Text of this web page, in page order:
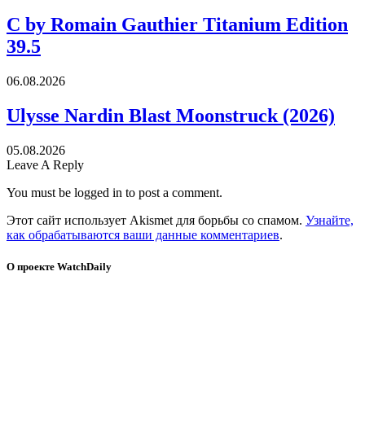
C by Romain Gauthier Titanium Edition
39.5
06.08.2026
Ulysse Nardin Blast Moonstruck (2026)
05.08.2026
Leave A Reply
You must be logged in to post a comment.
Этот сайт использует Akismet для борьбы со спамом. Узнайте,
как обрабатываются ваши данные комментариев.
О проекте WatchDaily